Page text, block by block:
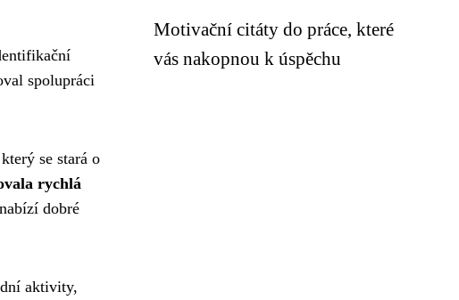
spolupráci
se stará o
rychlá
dobré
aktivity,
Motivační citáty do práce, které
vás nakopnou k úspěchu